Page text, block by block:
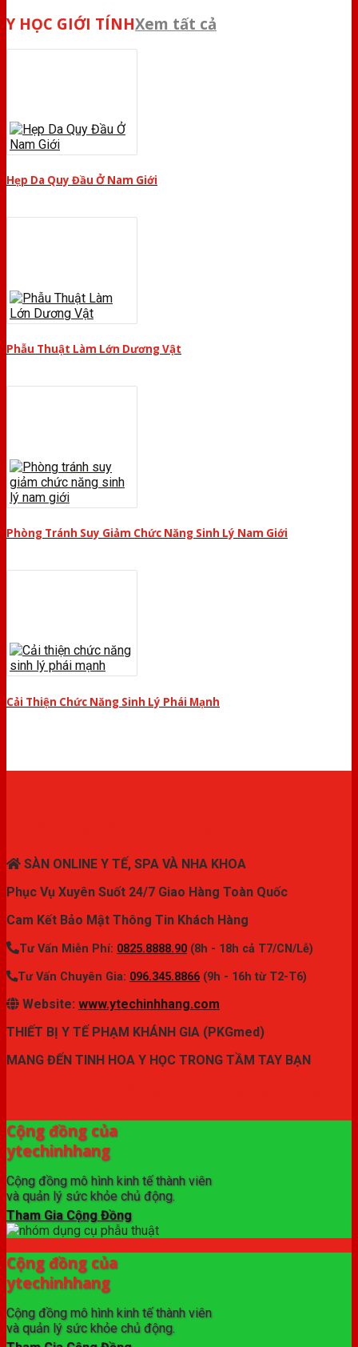
Y HỌC GIỚI TÍNHXem tất cả
Hẹp Da Quy Đầu Ở Nam Giới
Phẫu Thuật Làm Lớn Dương Vật
Phòng Tránh Suy Giảm Chức Năng Sinh Lý Nam Giới
Cải Thiện Chức Năng Sinh Lý Phái Mạnh
SÀN ONLINE Y TẾ, SPA VÀ NHA KHOA
Phục Vụ Xuyên Suốt 24/7 Giao Hàng Toàn Quốc
Cam Kết Bảo Mật Thông Tin Khách Hàng
Tư Vấn Miễn Phí: 0825.8888.90 (8h - 18h cả T7/CN/Lễ)
Tư Vấn Chuyên Gia: 096.345.8866 (9h - 16h từ T2-T6)
Website: www.ytechinhhang.com
THIẾT BỊ Y TẾ PHẠM KHÁNH GIA (PKGmed)
MANG ĐẾN TINH HOA Y HỌC TRONG TẦM TAY BẠN
Cộng đồng của
ytechinhhang
Cộng đồng mô hình kinh tế thành viên
và quản lý sức khỏe chủ động.
Tham Gia Cộng Đồng
Cộng đồng của
ytechinhhang
Cộng đồng mô hình kinh tế thành viên
và quản lý sức khỏe chủ động.